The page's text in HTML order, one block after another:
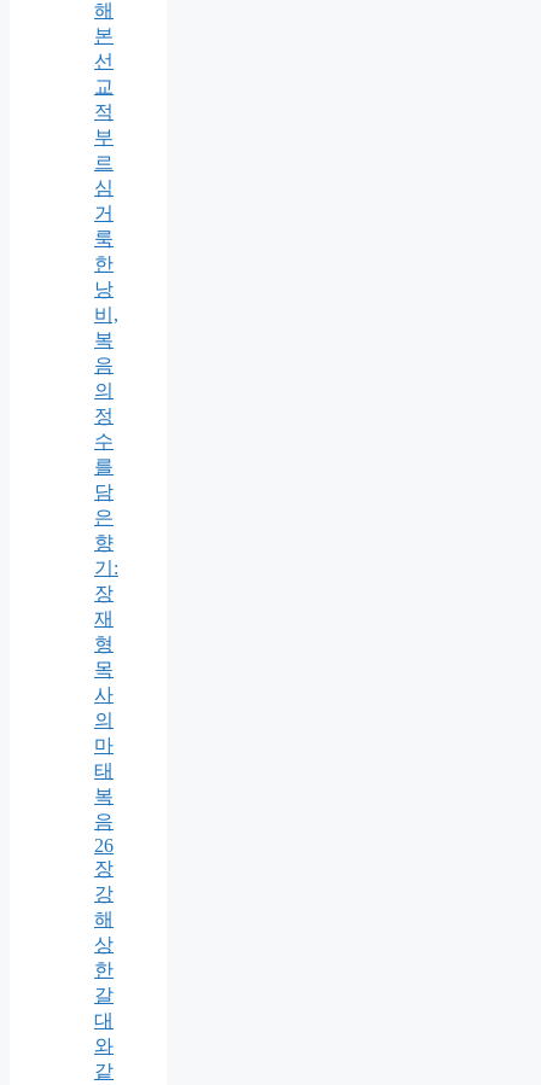
해
본
선
교
적
부
르
심
거
룩
한
낭
비,
복
음
의
정
수
를
담
은
향
기:
장
재
형
목
사
의
마
태
복
음
26
장
강
해
상
한
갈
대
와
같